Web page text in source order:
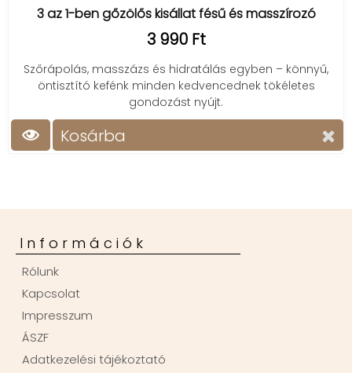
3 az 1-ben gőzölős kisállat fésű és masszírozó
3 990 Ft
Szőrápolás, masszázs és hidratálás egyben – könnyű,
öntisztító kefénk minden kedvencednek tökéletes
gondozást nyújt.
Kosárba
Információk
Rólunk
Kapcsolat
Impresszum
ÁSZF
Adatkezelési tájékoztató